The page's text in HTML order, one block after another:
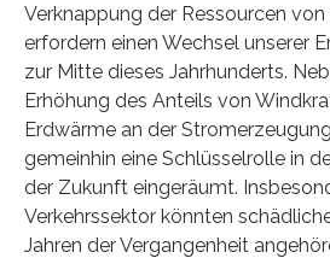
Verknappung der Ressourcen
erfordern einen Wechsel unserer
zur Mitte dieses Jahrhunderts.
Erhöhung des Anteils von
Erdwärme an der
gemeinhin eine Schlüsselrolle in
der Zukunft eingeräumt.
Verkehrssektor könnten
Jahren der Vergangenheit